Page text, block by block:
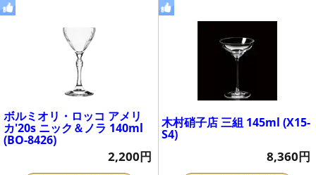
ボルミオリ・ロッコ アメリ
カ'20s ニック＆ノラ 140ml
(BO-8426)
2,200円
木村硝子店 三組 145ml (X15-
S4)
8,360円